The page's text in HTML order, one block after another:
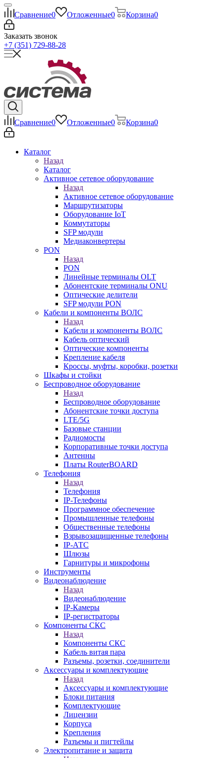
Сравнение0 Отложенные0 Корзина0
Заказать звонок
+7 (351) 729-88-28
Сравнение0 Отложенные0 Корзина0
Каталог
Назад
Каталог
Активное сетевое оборудование
Назад
Активное сетевое оборудование
Маршрутизаторы
Оборудование IoT
Коммутаторы
SFP модули
Медиаконвертеры
PON
Назад
PON
Линейные терминалы OLT
Абонентские терминалы ONU
Оптические делители
SFP модули PON
Кабели и компоненты ВОЛС
Назад
Кабели и компоненты ВОЛС
Кабель оптический
Оптические компоненты
Крепление кабеля
Кроссы, муфты, коробки, розетки
Шкафы и стойки
Беспроводное оборудование
Назад
Беспроводное оборудование
Абонентские точки доступа
LTE/5G
Базовые станции
Радиомосты
Корпоративные точки доступа
Антенны
Платы RouterBOARD
Телефония
Назад
Телефония
IP-Телефоны
Программное обеспечение
Промышленные телефоны
Общественные телефоны
Взрывозащищенные телефоны
IP-АТС
Шлюзы
Гарнитуры и микрофоны
Инструменты
Видеонаблюдение
Назад
Видеонаблюдение
IP-Камеры
IP-регистраторы
Компоненты СКС
Назад
Компоненты СКС
Кабель витая пара
Разъемы, розетки, соединители
Аксессуары и комплектующие
Назад
Аксессуары и комплектующие
Блоки питания
Комплектующие
Лицензии
Корпуса
Крепления
Разъемы и пигтейлы
Электропитание и защита